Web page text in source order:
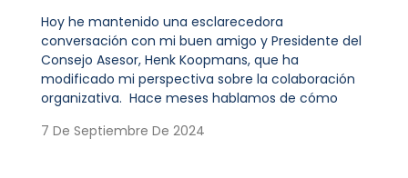
Hoy he mantenido una esclarecedora
conversación con mi buen amigo y Presidente del
Consejo Asesor, Henk Koopmans, que ha
modificado mi perspectiva sobre la colaboración
organizativa. Hace meses hablamos de cómo
7 De Septiembre De 2024